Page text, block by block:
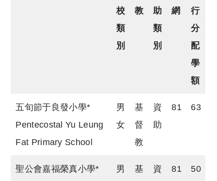
校
類
別
教
助
類
別
網
行
分
配
學
額
五旬節于良發小學*
Pentecostal Yu Leung
Fat Primary School
男
女
基
督
教
資
助
81 63
聖公會嘉福榮真小學*
男
基
資
81 50